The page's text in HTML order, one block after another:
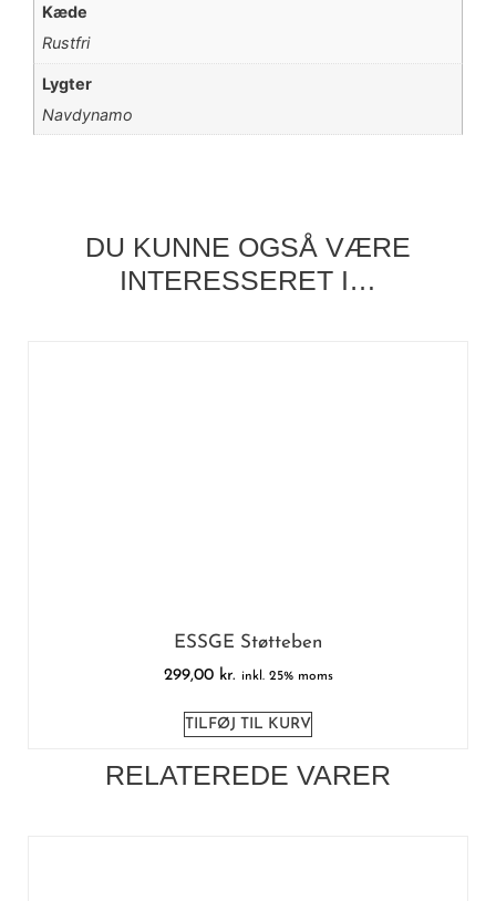
Kæde
Rustfri
Lygter
Navdynamo
DU KUNNE OGSÅ VÆRE
INTERESSERET I…
ESSGE Støtteben
299,00 kr. inkl. 25% moms
TILFØJ TIL KURV
RELATEREDE VARER